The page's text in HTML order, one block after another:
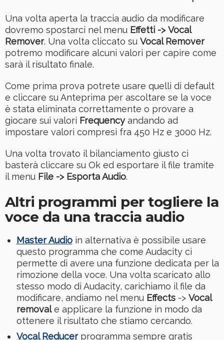
Una volta aperta la traccia audio da modificare
dovremo spostarci nel menu Effetti -> Vocal
Remover. Una volta cliccato su Vocal Remover
potremo modificare alcuni valori per capire come
sarà il risultato finale.
Come prima prova potrete usare quelli di default
e cliccare su Anteprima per ascoltare se la voce
è stata eliminata correttamente o provare a
giocare sui valori Frequencyandando ad
impostare valori compresi fra 450 Hz e 3000 Hz.
Una volta trovato il bilanciamento giusto ci
basterà cliccare su Ok ed esportare il file tramite
il menu File -> Esporta Audio.
Altri programmi per togliere la
voce da una traccia audio
Master Audioin alternativa è possibile usare
questo programma che come Audacity ci
permette di avere una funzione dedicata per la
rimozione della voce. Una volta scaricato allo
stesso modo di Audacity, carichiamo il file da
modificare, andiamo nel menu Effects-> Vocal
removale applicare la funzione in modo da
ottenere il risultato che stiamo cercando.
Vocal Reducerprogramma sempre gratis